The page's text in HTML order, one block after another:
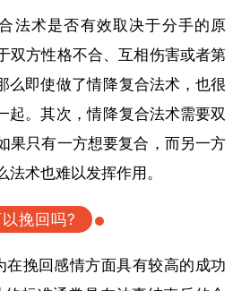
法术是否有效取决于分手的原
双方性格不合、互相伤害或者第
么即使做了情降复合法术，也很
起。其次，情降复合法术需要双
果只有一方想要复合，而另一方
术也难以发挥作用。
挽回吗?
在挽回感情方面具有较高的成功